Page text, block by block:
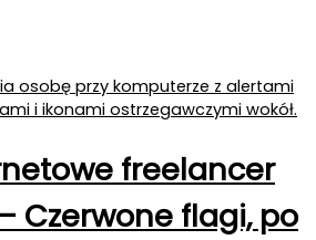
freelancer
Czerwone flagi, po